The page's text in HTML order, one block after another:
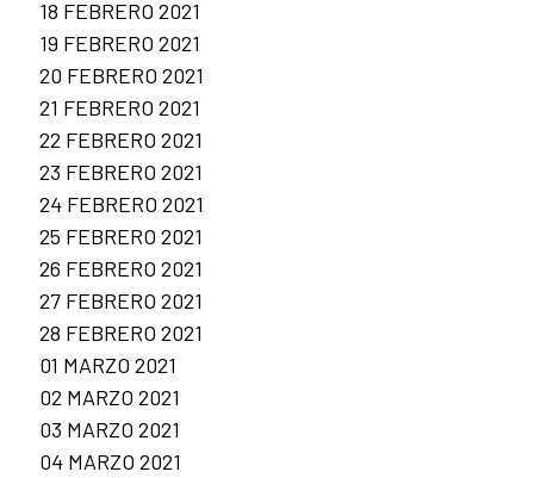
18 FEBRERO 2021
19 FEBRERO 2021
20 FEBRERO 2021
21 FEBRERO 2021
22 FEBRERO 2021
23 FEBRERO 2021
24 FEBRERO 2021
25 FEBRERO 2021
26 FEBRERO 2021
27 FEBRERO 2021
28 FEBRERO 2021
01 MARZO 2021
02 MARZO 2021
03 MARZO 2021
04 MARZO 2021